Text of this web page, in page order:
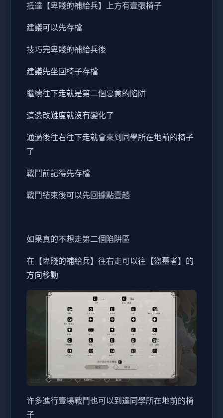
抵達【卑賤的補給兵】上方有壹張椅子
建議可以先存檔
技巧完卑賤的補給兵後
建議先坐回椅子存檔
繼續往下走就是第二個惡意的陷阱
這邊改難度就沒有變化了
通過後往右往下走就會來到同學所在地前的椅子
了
戰鬥前記得先存檔
戰鬥結束後可以先回據點壹趟
如果真的不想走第二個陷阱區
在【卑賤的補給兵】往右走可以往【盜墓者】的
方向移動
许多進行壹場戰鬥也可以到達同學所在地前的椅
子